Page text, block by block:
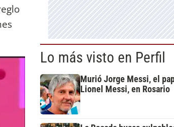
Lo más visto en Perfil
Murió Jorge Messi, el
Lionel Messi, en Rosario